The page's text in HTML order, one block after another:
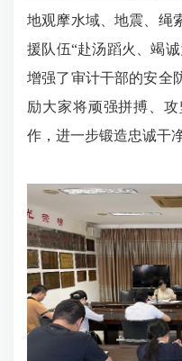
地观摩水域、地震、绳
援队伍“赴汤蹈火、竭
增强了审计干部的安全
励大家将顽强拼搏、
作，进一步锻造忠诚干